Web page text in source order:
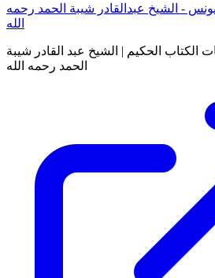
- الشيخ عبدالقادر شيبة الحمد رحمه
الله
الكتاب الحكيم | الشيخ عبد القادر شيبة
الحمد رحمه الله